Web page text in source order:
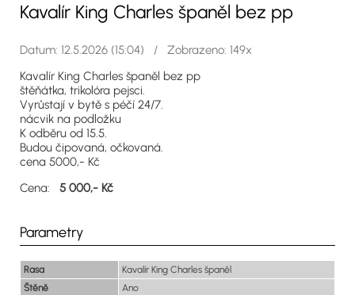
Kavalír King Charles španěl bez pp
Datum: 12.5.2026 (15:04) / Zobrazeno: 149x
Kavalír King Charles španěl bez pp
štěňátka, trikolóra pejsci.
Vyrůstají v bytě s péčí 24/7.
nácvik na podložku
K odběru od 15.5.
Budou čipovaná, očkovaná.
cena 5000,- Kč
Cena: 5 000,- Kč
Parametry
Rasa
Kavalír King Charles španěl
Štěně
Ano